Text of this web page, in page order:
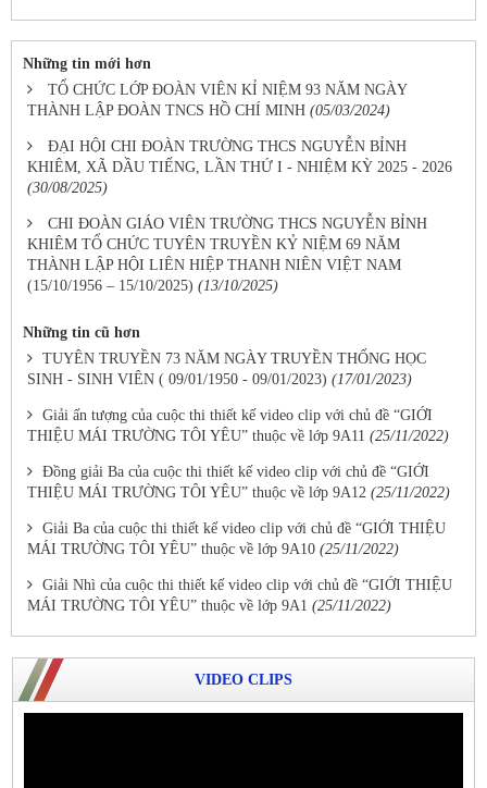
Những tin mới hơn
TỔ CHỨC LỚP ĐOÀN VIÊN KỈ NIỆM 93 NĂM NGÀY
THÀNH LẬP ĐOÀN TNCS HỒ CHÍ MINH (05/03/2024)
ĐẠI HỘI CHI ĐOÀN TRƯỜNG THCS NGUYỄN BỈNH
KHIÊM, XÃ DẦU TIẾNG, LẦN THỨ I - NHIỆM KỲ 2025 - 2026
(30/08/2025)
CHI ĐOÀN GIÁO VIÊN TRƯỜNG THCS NGUYỄN BỈNH
KHIÊM TỔ CHỨC TUYÊN TRUYỀN KỶ NIỆM 69 NĂM
THÀNH LẬP HỘI LIÊN HIỆP THANH NIÊN VIỆT NAM
(15/10/1956 – 15/10/2025) (13/10/2025)
Những tin cũ hơn
TUYÊN TRUYỀN 73 NĂM NGÀY TRUYỀN THỐNG HỌC
SINH - SINH VIÊN ( 09/01/1950 - 09/01/2023) (17/01/2023)
Giải ấn tượng của cuộc thi thiết kế video clip với chủ đề “GIỚI
THIỆU MÁI TRƯỜNG TÔI YÊU” thuộc về lớp 9A11 (25/11/2022)
Đồng giải Ba của cuộc thi thiết kế video clip với chủ đề “GIỚI
THIỆU MÁI TRƯỜNG TÔI YÊU” thuộc về lớp 9A12 (25/11/2022)
Giải Ba của cuộc thi thiết kế video clip với chủ đề “GIỚI THIỆU
MÁI TRƯỜNG TÔI YÊU” thuộc về lớp 9A10 (25/11/2022)
Giải Nhì của cuộc thi thiết kế video clip với chủ đề “GIỚI THIỆU
MÁI TRƯỜNG TÔI YÊU” thuộc về lớp 9A1 (25/11/2022)
VIDEO CLIPS